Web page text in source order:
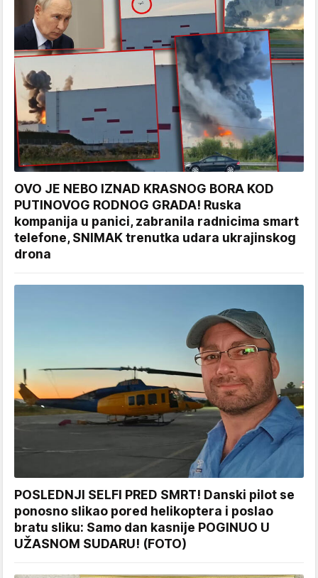
OVO JE NEBO IZNAD KRASNOG BORA KOD
PUTINOVOG RODNOG GRADA! Ruska
kompanija u panici, zabranila radnicima smart
telefone, SNIMAK trenutka udara ukrajinskog
drona
POSLEDNJI SELFI PRED SMRT! Danski pilot se
ponosno slikao pored helikoptera i poslao
bratu sliku: Samo dan kasnije POGINUO U
UŽASNOM SUDARU! (FOTO)